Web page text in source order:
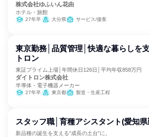
株式会社ゆふいん花由
ホテル・旅館
27年卒 大分県 サービス/接客
東京勤務│品質管理│快適な暮らしを
トロン
東証プライム上場│年間休日126日│平均年収858万円
ダイトロン株式会社
半導体・電子機器メーカー
27年卒 東京都 製造・生産工程
スタッフ職│育種アシスタント(愛知
新品種の誕生を支える“成長の土台”に。